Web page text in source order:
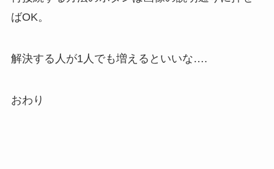
ばOK。
解決する人が1人でも増えるといいな….
おわり